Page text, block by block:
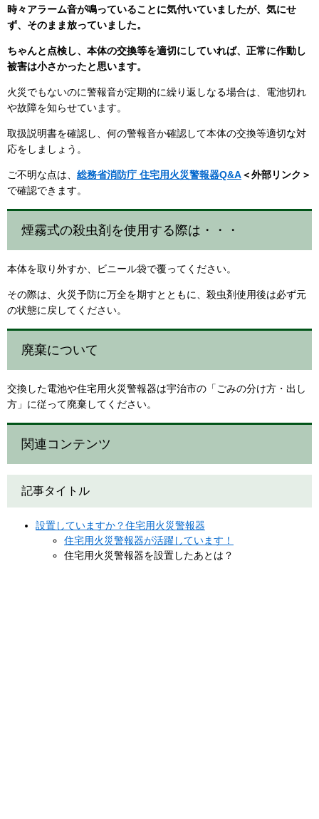
時々アラーム音が鳴っていることに気付いていましたが、気にせ
ず、そのまま放っていました。
ちゃんと点検し、本体の交換等を適切にしていれば、正常に作動し
被害は小さかったと思います。
火災でもないのに警報音が定期的に繰り返しなる場合は、電池切れ
や故障を知らせています。
取扱説明書を確認し、何の警報音か確認して本体の交換等適切な対
応をしましょう。
ご不明な点は、 総務省消防庁 住宅用火災警報器Q&A＜外部リンク＞
で確認できます。
煙霧式の殺虫剤を使用する際は・・・
本体を取り外すか、ビニール袋で覆ってください。
その際は、火災予防に万全を期すとともに、殺虫剤使用後は必ず元
の状態に戻してください。
廃棄について
交換した電池や住宅用火災警報器は宇治市の「ごみの分け方・出し
方」に従って廃棄してください。
関連コンテンツ
記事タイトル
設置していますか？住宅用火災警報器
住宅用火災警報器が活躍しています！
住宅用火災警報器を設置したあとは？